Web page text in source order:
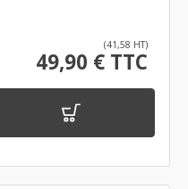
(41,58 HT)
49,90 € TTC